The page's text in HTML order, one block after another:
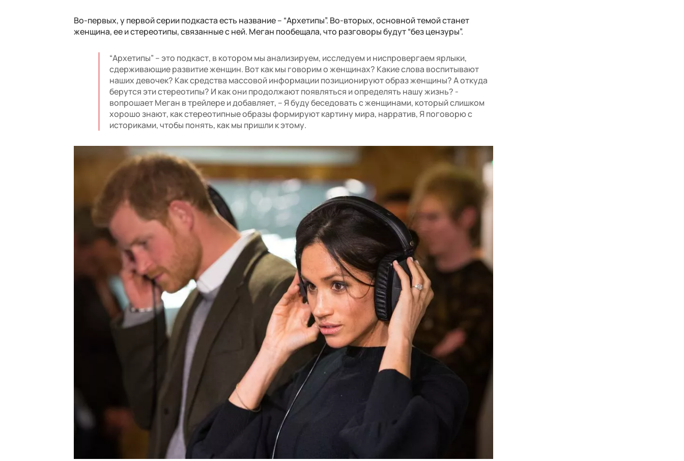
Во-первых, у первой серии подкаста есть название – “Архетипы”. Во-вторых, основной темой станет
женщина, ее и стереотипы, связанные с ней. Меган пообещала, что разговоры будут “без цензуры”.
“Архетипы” – это подкаст, в котором мы анализируем, исследуем и ниспровергаем ярлыки,
сдерживающие развитие женщин. Вот как мы говорим о женщинах? Какие слова воспитывают
наших девочек? Как средства массовой информации позиционируют образ женщины? А откуда
берутся эти стереотипы? И как они продолжают появляться и определять нашу жизнь? -
вопрошает Меган в трейлере и добавляет, – Я буду беседовать с женщинами, который слишком
хорошо знают, как стереотипные образы формируют картину мира, нарратив, Я поговорю с
историками, чтобы понять, как мы пришли к этому.